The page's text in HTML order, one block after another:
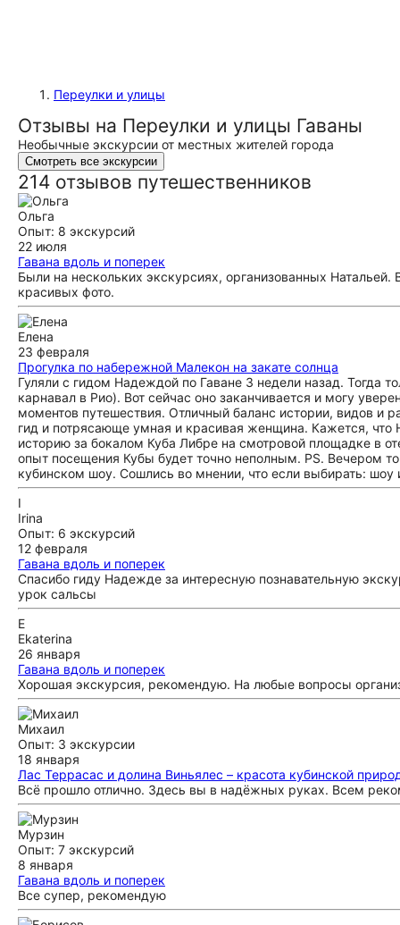
Переулки и улицы
Отзывы на Переулки и улицы Гаваны
Необычные экскурсии от местных жителей города
Смотреть все экскурсии
214 отзывов путешественников
Ольга
Опыт: 8 экскурсий
22 июля
Гавана вдоль и поперек
Были на нескольких экскурсиях, организованных
красивых фото.
Елена
23 февраля
Прогулка по набережной Малекон на закате солнца
Гуляли с гидом Надеждой по Гаване 3 недели назад. Тогда
карнавал в Рио). Вот сейчас оно заканчивается и могу
моментов путешествия. Отличный баланс истории, видов и
гид и потрясающе умная и красивая женщина. Кажется,
историю за бокалом Куба Либре на смотровой площадке в
опыт посещения Кубы будет точно неполным. PS. Вечером
кубинском шоу. Сошлись во мнении, что если выбирать:
I
Irina
Опыт: 6 экскурсий
12 февраля
Гавана вдоль и поперек
Спасибо гиду Надежде за интересную познавательную
урок сальсы
E
Ekaterina
26 января
Гавана вдоль и поперек
Хорошая экскурсия, рекомендую. На любые вопросы
Михаил
Опыт: 3 экскурсии
18 января
Лас Террасас и долина Виньялес – красота кубинской
Всё прошло отлично. Здесь вы в надёжных руках. Всем
Мурзин
Опыт: 7 экскурсий
8 января
Гавана вдоль и поперек
Все супер, рекомендую